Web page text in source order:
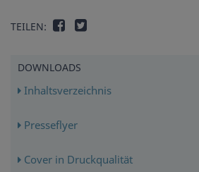
TEILEN:
DOWNLOADS
Inhaltsverzeichnis
Presseflyer
Cover in Druckqualität